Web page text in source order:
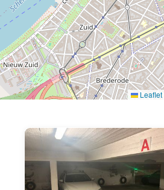
Leaflet